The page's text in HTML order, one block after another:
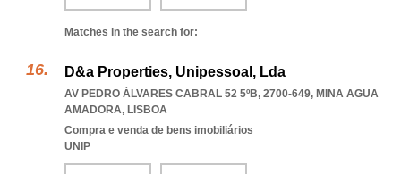
Matches in the search for:
D&a Properties, Unipessoal, Lda
AV PEDRO ÁLVARES CABRAL 52 5ºB, 2700-649, MINA AGUA
AMADORA, LISBOA
Compra e venda de bens imobiliários
UNIP